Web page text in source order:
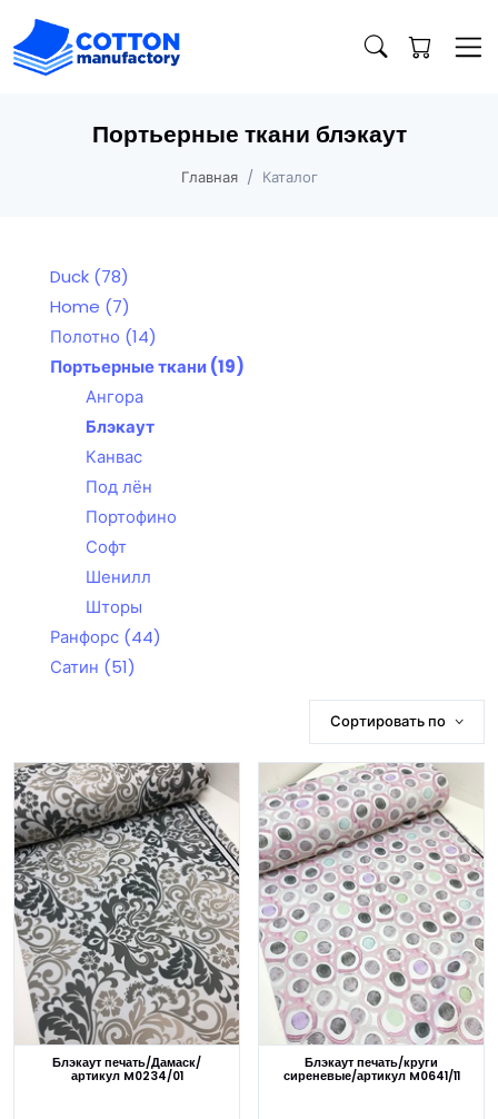
Портьерные ткани блэкаут
Главная Каталог
Duck (78)
Home (7)
Полотно (14)
Портьерные ткани(19)
Ангора
Блэкаут
Канвас
Под лён
Портофино
Софт
Шенилл
Шторы
Ранфорс (44)
Сатин (51)
Сортировать по
Блэкаут печать/Дамаск/
артикул M0234/01
Блэкаут печать/круги
сиреневые/артикул M0641/11